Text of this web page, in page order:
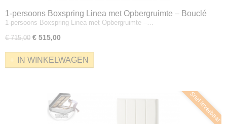
1-persoons Boxspring Linea met Opbergruimte – Bouclé
Crème – Zonder Matras
1-persoons Boxspring Linea met Opbergruimte –…
€ 715,00 € 515,00
IN WINKELWAGEN
Snel leverbaar